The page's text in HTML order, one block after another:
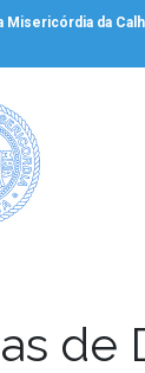
Misericórdia da
de